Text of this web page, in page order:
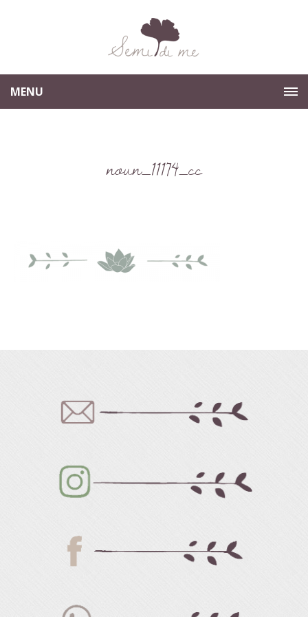
MENU
noun_11174_cc